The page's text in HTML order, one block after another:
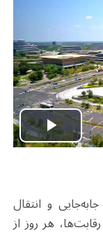
Play
و انتقال
هر روز از